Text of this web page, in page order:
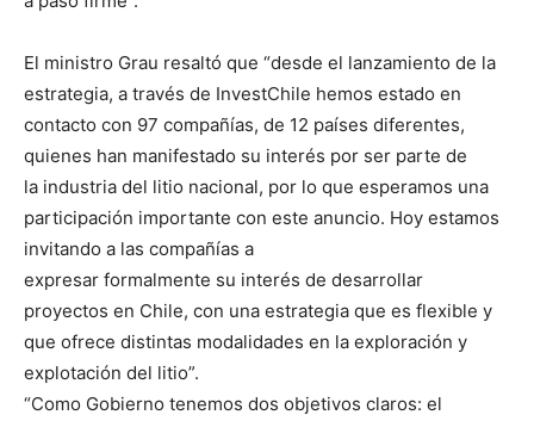
El ministro Grau resaltó que “desde el lanzamiento de la
estrategia, a través de InvestChile hemos estado en
contacto con 97 compañías, de 12 países diferentes,
quienes han manifestado su interés por ser parte de
la industria del litio nacional, por lo que esperamos una
participación importante con este anuncio. Hoy estamos
invitando a las compañías a
expresar formalmente su interés de desarrollar
proyectos en Chile, con una estrategia que es flexible y
que ofrece distintas modalidades en la exploración y
explotación del litio”.
“Como Gobierno tenemos dos objetivos claros: el